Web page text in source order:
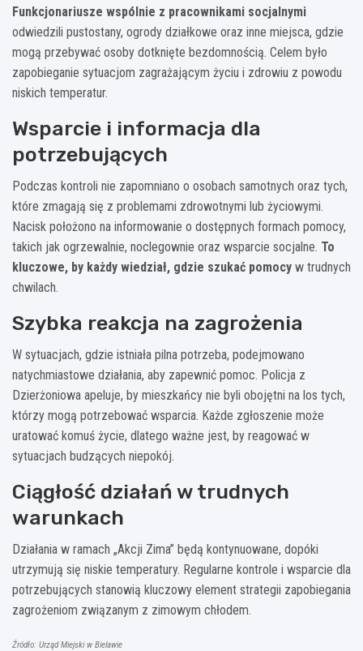
Funkcjonariusze wspólnie z pracownikami socjalnymi
odwiedzili pustostany, ogrody działkowe oraz inne miejsca, gdzie
mogą przebywać osoby dotknięte bezdomnością. Celem było
zapobieganie sytuacjom zagrażającym życiu i zdrowiu z powodu
niskich temperatur.
Wsparcie i informacja dla
potrzebujących
Podczas kontroli nie zapomniano o osobach samotnych oraz tych,
które zmagają się z problemami zdrowotnymi lub życiowymi.
Nacisk położono na informowanie o dostępnych formach pomocy,
takich jak ogrzewalnie, noclegownie oraz wsparcie socjalne. To
kluczowe, by każdy wiedział, gdzie szukać pomocy w trudnych
chwilach.
Szybka reakcja na zagrożenia
W sytuacjach, gdzie istniała pilna potrzeba, podejmowano
natychmiastowe działania, aby zapewnić pomoc. Policja z
Dzierżoniowa apeluje, by mieszkańcy nie byli obojętni na los tych,
którzy mogą potrzebować wsparcia. Każde zgłoszenie może
uratować komuś życie, dlatego ważne jest, by reagować w
sytuacjach budzących niepokój.
Ciągłość działań w trudnych
warunkach
Działania w ramach „Akcji Zima” będą kontynuowane, dopóki
utrzymują się niskie temperatury. Regularne kontrole i wsparcie dla
potrzebujących stanowią kluczowy element strategii zapobiegania
zagrożeniom związanym z zimowym chłodem.
Źródło: Urząd Miejski w Bielawie